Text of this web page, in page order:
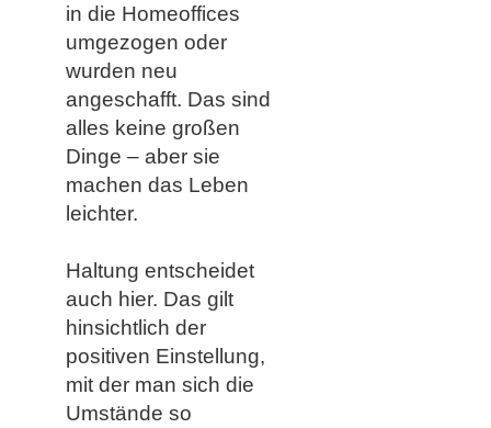
in die Homeoffices
umgezogen oder
wurden neu
angeschafft. Das sind
alles keine großen
Dinge – aber sie
machen das Leben
leichter. ​​​​
Haltung entscheidet
auch hier. Das gilt
hinsichtlich der
positiven Einstellung,
mit der man sich die
Umstände so